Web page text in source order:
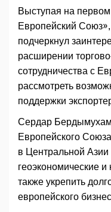
Выступая на
Европейский
подчеркнул
расширении
сотрудничества с
рассмотреть
поддержки
Сердар
Европейского
в Центральной Азии
геоэкономические
также укрепить
европейского